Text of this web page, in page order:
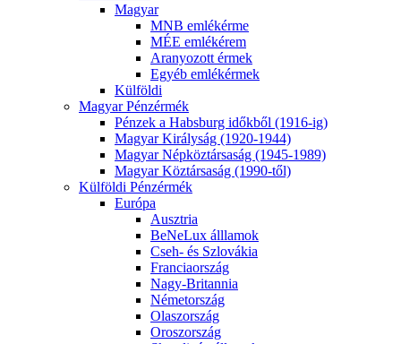
Magyar
MNB emlékérme
MÉE emlékérem
Aranyozott érmek
Egyéb emlékérmek
Külföldi
Magyar Pénzérmék
Pénzek a Habsburg időkből (1916-ig)
Magyar Királyság (1920-1944)
Magyar Népköztársaság (1945-1989)
Magyar Köztársaság (1990-től)
Külföldi Pénzérmék
Európa
Ausztria
BeNeLux álllamok
Cseh- és Szlovákia
Franciaország
Nagy-Britannia
Németország
Olaszország
Oroszország